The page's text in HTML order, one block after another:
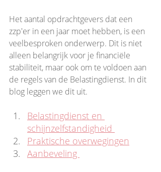
Het aantal opdrachtgevers dat een
zzp'er in een jaar moet hebben, is een
veelbesproken onderwerp. Dit is niet
alleen belangrijk voor je financiële
stabiliteit, maar ook om te voldoen aan
de regels van de Belastingdienst. In dit
blog leggen we dit uit.
Belastingdienst en
schijnzelfstandigheid
Praktische overwegingen
Aanbeveling